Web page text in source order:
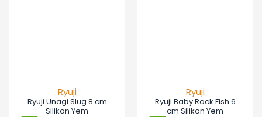
Ryuji
Ryuji Unagi Slug 8 cm
Silikon Yem
Ryuji
Ryuji Baby Rock Fish 6
cm Silikon Yem